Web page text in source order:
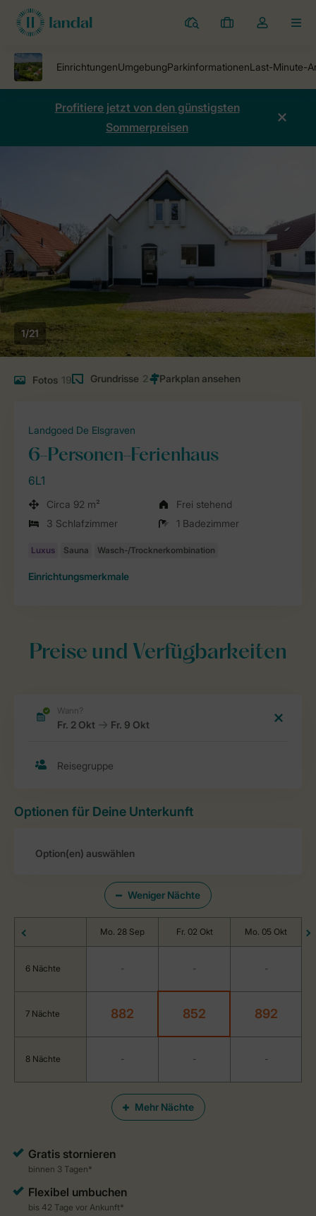
Ferienparks
Meine
Dropdown-
öffnen
Profitiere jetzt von den günstigsten
Sommerpreisen
1/21
Fotos 19 Grundrisse 2
Landgoed De Elsgraven
6-Personen-Ferienhaus
6L1
Circa 92 m²
Frei stehend
3 Schlafzimmer
1 Badezimmer
Einrichtungsmerkmale
Preise und Verfügbarkeiten
Optionen für Deine Unterkunft
Weniger Nächte
Mehr Nächte
Mo. 28 Sep Fr. 02 Okt Mo. 05 Okt
6 Nächte - - -
7 Nächte 882 852 892
8 Nächte - - -